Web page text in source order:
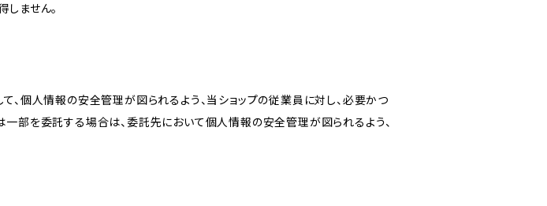
ません。
、個人情報の安全管理が図られるよう、当ショップの従業員に対し、必要かつ
部を委託する場合は、委託先において個人情報の安全管理が図られるよう、